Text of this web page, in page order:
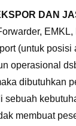
DAN
(untuk
operasional
dibutuhkan
membuat